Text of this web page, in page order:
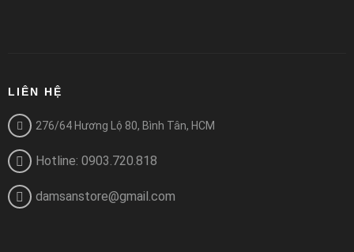
LIÊN HỆ
276/64 Hương Lộ 80, Bình Tân, HCM
Hotline: 0903.720.818
damsanstore@gmail.com